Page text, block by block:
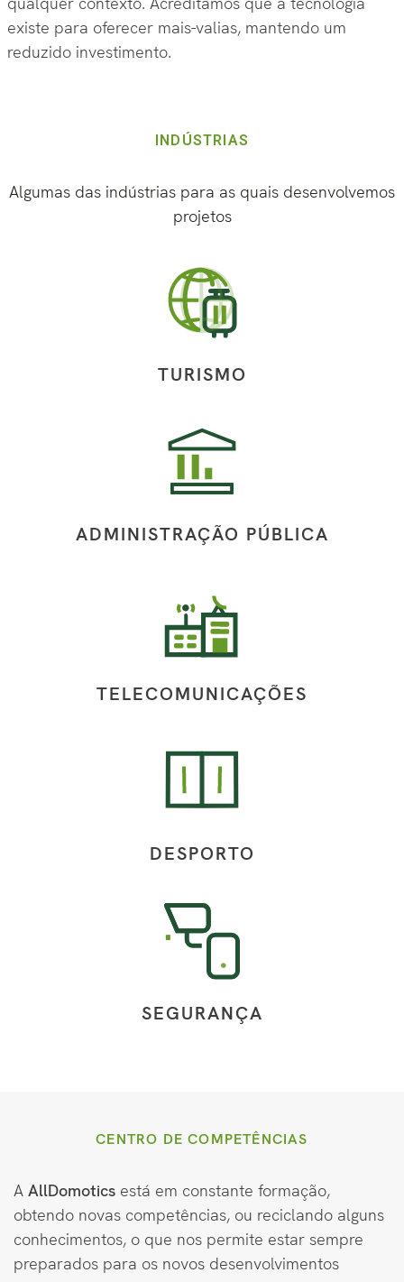
existe para oferecer mais-valias, mantendo um
reduzido investimento.
INDÚSTRIAS
Algumas das indústrias para as quais desenvolvemos
projetos
TURISMO
ADMINISTRAÇÃO PÚBLICA
TELECOMUNICAÇÕES
DESPORTO
SEGURANÇA
CENTRO DE COMPETÊNCIAS
A AllDomotics está em constante formação,
obtendo novas competências, ou reciclando alguns
conhecimentos, o que nos permite estar sempre
preparados para os novos desenvolvimentos